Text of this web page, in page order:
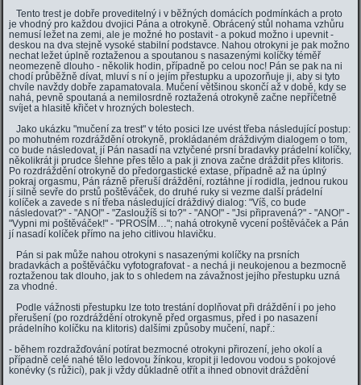
Tento trest je dobře proveditelný i v běžných domácích podmínkách a proto
je vhodný pro každou dvojici Pána a otrokyně. Obrácený stůl nohama vzhůru
nemusí ležet na zemi, ale je možné ho postavit - a pokud možno i upevnit -
deskou na dva stejně vysoké stabilní podstavce. Nahou otrokyni je pak možno
nechat ležet úplně roztaženou a spoutanou s nasazenými kolíčky téměř
neomezeně dlouho - několik hodin, případně po celou noc! Pán se pak na ni
chodí průběžně dívat, mluví s ní o jejím přestupku a upozorňuje ji, aby si tyto
chvíle navždy dobře zapamatovala. Mučení většinou skončí až v době, kdy se
nahá, pevně spoutaná a nemilosrdně roztažená otrokyně začne nepříčetně
svíjet a hlasitě křičet v hrozných bolestech.
Jako ukázku "mučení za trest" v této posici lze uvést třeba následující postup:
po mohutném rozdráždění otrokyně, prokládaném dráždivým dialogem o tom,
co bude následovat, jí Pán nasadí na vztyčené prsní bradavky prádelní kolíčky,
několikrát ji prudce šlehne přes tělo a pak ji znova začne dráždit přes klitoris.
Po rozdráždění otrokyně do předorgastické extase, případně až na úplný
pokraj orgasmu, Pán rázně přeruší dráždění, roztáhne jí rodidla, jednou rukou
jí silně sevře do prstů poštěváček, do druhé ruky si vezme další prádelní
kolíček a zavede s ní třeba následující dráždivý dialog: "Víš, co bude
následovat?" - "ANO!" - "Zasloužíš si to?" - "ANO!" - "Jsi připravená?" - "ANO!" -
"Vypni mi poštěváček!" - "PROSÍM…"; nahá otrokyně vycení poštěváček a Pán
jí nasadí kolíček přímo na jeho citlivou hlavičku.
Pán si pak může nahou otrokyni s nasazenými kolíčky na prsních
bradavkách a poštěváčku vyfotografovat - a nechá ji neukojenou a bezmocně
roztaženou tak dlouho, jak to s ohledem na závažnost jejího přestupku uzná
za vhodné.
Podle vážnosti přestupku lze toto trestání doplňovat při dráždění i po jeho
přerušení (po rozdráždění otrokyně před orgasmus, před i po nasazení
prádelního kolíčku na klitoris) dalšími způsoby mučení, např.:
- během rozdražďování potírat bezmocné otrokyni přirození, jeho okolí a
případně celé nahé tělo ledovou žínkou, kropit ji ledovou vodou s pokojové
konévky (s růžicí), pak ji vždy důkladně otřít a ihned obnovit dráždění